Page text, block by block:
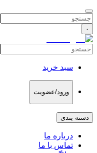
۰
سبد خرید
ورود/عضویت
دسته بندی
درباره ما
تماس با ما